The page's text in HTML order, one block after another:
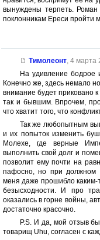
вынуждены терпеть.
поклонникам Ереси пройти
Тимолеонт, 4 марта
На удивление бодрое
Конечно же, здесь немало
внимание будет приковано
так и бывшим. Впрочем,
что хватит того, что
Так же любопытным
и их попыток изменить
Молехе, где верные
выполнить свой долг и
позволит ему почти на
пафосно, но при должном
меня даже прошибло каким-
безысходности. И про
оказались в горне войны,
достаточно красочно.
P.S. И да, мой отзыв
товарищ Uhu, согласен с